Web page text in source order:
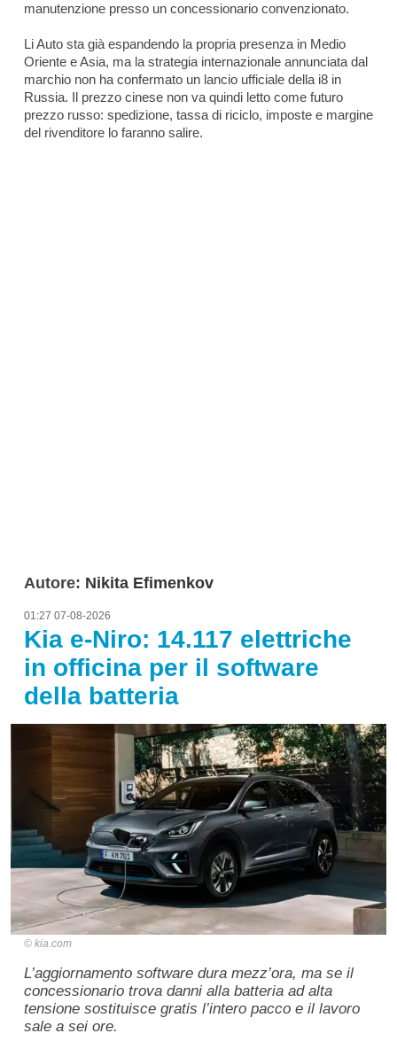
manutenzione presso un concessionario convenzionato.
Li Auto sta già espandendo la propria presenza in Medio
Oriente e Asia, ma la strategia internazionale annunciata dal
marchio non ha confermato un lancio ufficiale della i8 in
Russia. Il prezzo cinese non va quindi letto come futuro
prezzo russo: spedizione, tassa di riciclo, imposte e margine
del rivenditore lo faranno salire.
Autore: Nikita Efimenkov
01:27 07-08-2026
Kia e-Niro: 14.117 elettriche
in officina per il software
della batteria
kia.com
L’aggiornamento software dura mezz’ora, ma se il
concessionario trova danni alla batteria ad alta
tensione sostituisce gratis l’intero pacco e il lavoro
sale a sei ore.